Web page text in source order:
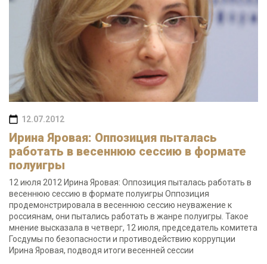
12.07.2012
Ирина Яровая: Оппозиция пыталась
работать в весеннюю сессию в формате
полуигры
12 июля 2012 Ирина Яровая: Оппозиция пыталась работать в
весеннюю сессию в формате полуигры Оппозиция
продемонстрировала в весеннюю сессию неуважение к
россиянам, они пытались работать в жанре полуигры. Такое
мнение высказала в четверг, 12 июля, председатель комитета
Госдумы по безопасности и противодействию коррупции
Ирина Яровая, подводя итоги весенней сессии